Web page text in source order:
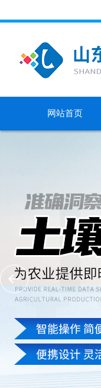
网站首页